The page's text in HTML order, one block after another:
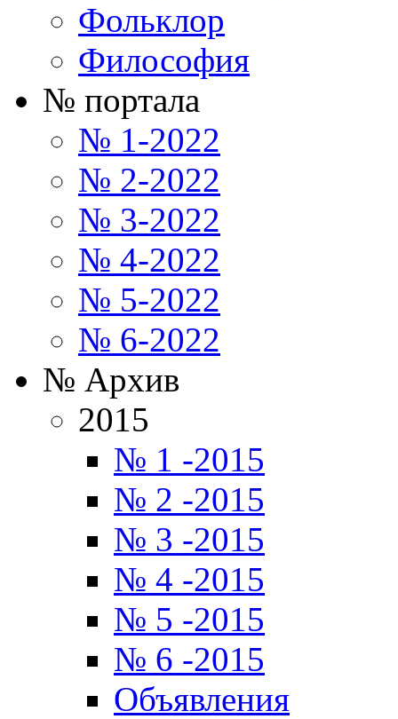
Фольклор
Философия
№ портала
№ 1-2022
№ 2-2022
№ 3-2022
№ 4-2022
№ 5-2022
№ 6-2022
№ Архив
2015
№ 1 -2015
№ 2 -2015
№ 3 -2015
№ 4 -2015
№ 5 -2015
№ 6 -2015
Объявления